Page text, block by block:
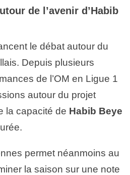
de l’avenir d’Habib
le débat autour du
Depuis plusieurs
de l’OM en Ligue 1
autour du projet
la capacité de Habib Beye
permet néanmoins au
la saison sur une note